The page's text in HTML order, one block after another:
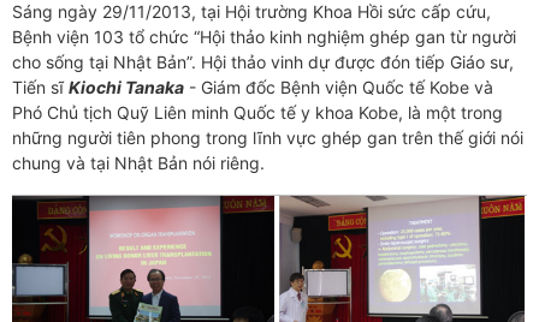
Sáng ngày 29/11/2013, tại Hội trường Khoa Hồi sức cấp cứu,
Bệnh viện 103 tổ chức “Hội thảo kinh nghiệm ghép gan từ người
cho sống tại Nhật Bản”. Hội thảo vinh dự được đón tiếp Giáo sư,
Tiến sĩKiochi Tanaka - Giám đốc Bệnh viện Quốc tế Kobe và
Phó Chủ tịch Quỹ Liên minh Quốc tế y khoa Kobe, là một trong
những người tiên phong trong lĩnh vực ghép gan trên thế giới nói
chung và tại Nhật Bản nói riêng.